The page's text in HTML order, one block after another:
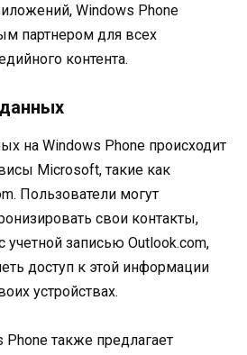
Windows Phone
партнером для всех
контента.
на Windows Phone происходит
Microsoft, такие как
Пользователи могут
свои контакты,
учетной записью Outlook.com,
доступ к этой информации
устройствах.
Phone также предлагает